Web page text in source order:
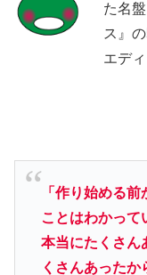
た名
ス』
エデ
「作り始める
ことはわかって
本当にたくさん
くさんあった